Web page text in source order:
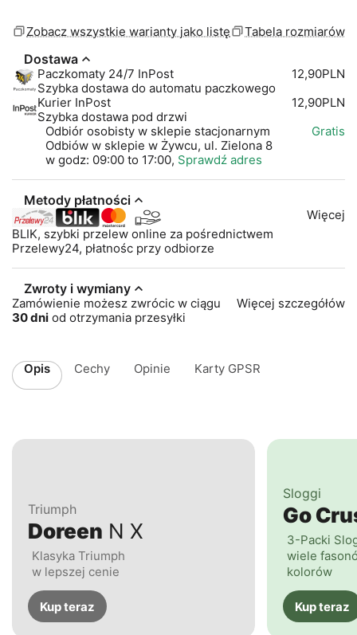
Zobacz wszystkie warianty jako listę Tabela rozmiarów
Dostawa
Paczkomaty 24/7 InPost
Szybka dostawa do automatu paczkowego
12,90PLN
Kurier InPost
Szybka dostawa pod drzwi
12,90PLN
Odbiór osobisty w sklepie stacjonarnym
Odbiów w sklepie w Żywcu, ul. Zielona 8
w godz: 09:00 to 17:00, Sprawdź adres
Gratis
Metody płatności
BLIK, szybki przelew online za pośrednictwem
Przelewy24, płatnośc przy odbiorze
Więcej
Zwroty i wymiany
Zamówienie możesz zwrócic w ciągu
30 dni od otrzymania przesyłki
Więcej szczegółów
Opis Cechy Opinie Karty GPSR
Triumph
Doreen N X
Klasyka Triumph
w lepszej cenie
Kup teraz
Sloggi
Go
3-Packi
wiele
kolorów
Kup teraz